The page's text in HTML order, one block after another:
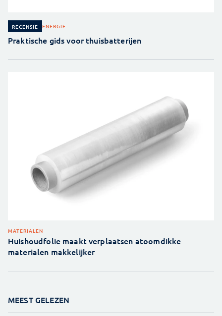
RECENSIE ENERGIE
Praktische gids voor thuisbatterijen
MATERIALEN
Huishoudfolie maakt verplaatsen atoomdikke
materialen makkelijker
MEEST GELEZEN